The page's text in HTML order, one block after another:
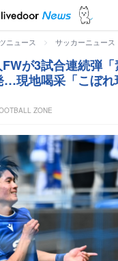
ニュース > サッカーニュース
FWが3試合連続弾
現地喝采「こぼれ
ZONE